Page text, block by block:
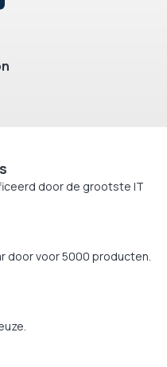
door de grootste IT
door voor 5000 producten.